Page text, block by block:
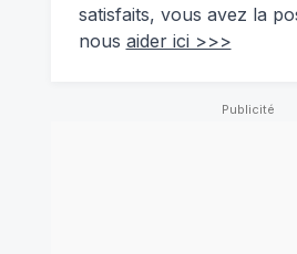
satisfaits, vous avez la
nous aider ici >>>